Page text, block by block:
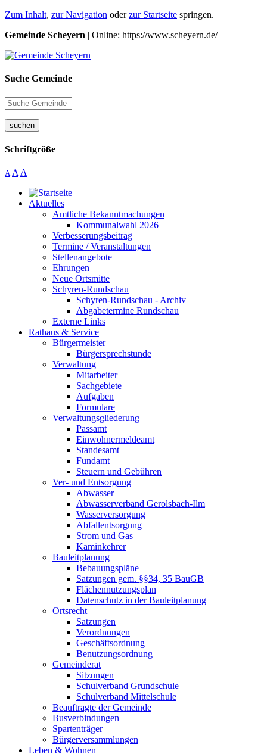
Zum Inhalt, zur Navigation oderzur Startseite springen.
Gemeinde Scheyern | Online: https://www.scheyern.de/
Suche Gemeinde
suchen
Schriftgröße
A A A
Aktuelles
Amtliche Bekanntmachungen
Kommunalwahl 2026
Verbesserungsbeitrag
Termine / Veranstaltungen
Stellenangebote
Ehrungen
Neue Ortsmitte
Schyren-Rundschau
Schyren-Rundschau - Archiv
Abgabetermine Rundschau
Externe Links
Rathaus & Service
Bürgermeister
Bürgersprechstunde
Verwaltung
Mitarbeiter
Sachgebiete
Aufgaben
Formulare
Verwaltungsgliederung
Passamt
Einwohnermeldeamt
Standesamt
Fundamt
Steuern und Gebühren
Ver- und Entsorgung
Abwasser
Abwasserverband Gerolsbach-Ilm
Wasserversorgung
Abfallentsorgung
Strom und Gas
Kaminkehrer
Bauleitplanung
Bebauungspläne
Satzungen gem. §§34, 35 BauGB
Flächennutzungsplan
Datenschutz in der Bauleitplanung
Ortsrecht
Satzungen
Verordnungen
Geschäftsordnung
Benutzungsordnung
Gemeinderat
Sitzungen
Schulverband Grundschule
Schulverband Mittelschule
Beauftragte der Gemeinde
Busverbindungen
Spartenträger
Bürgerversammlungen
Leben & Wohnen